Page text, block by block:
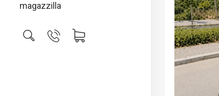
magazzilla